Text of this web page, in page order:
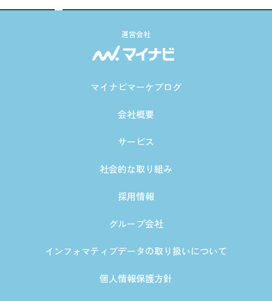
運営会社
マイナビマーケブログ
会社概要
サービス
社会的な取り組み
採用情報
グループ会社
インフォマティブデータの取り扱いについて
個人情報保護方針